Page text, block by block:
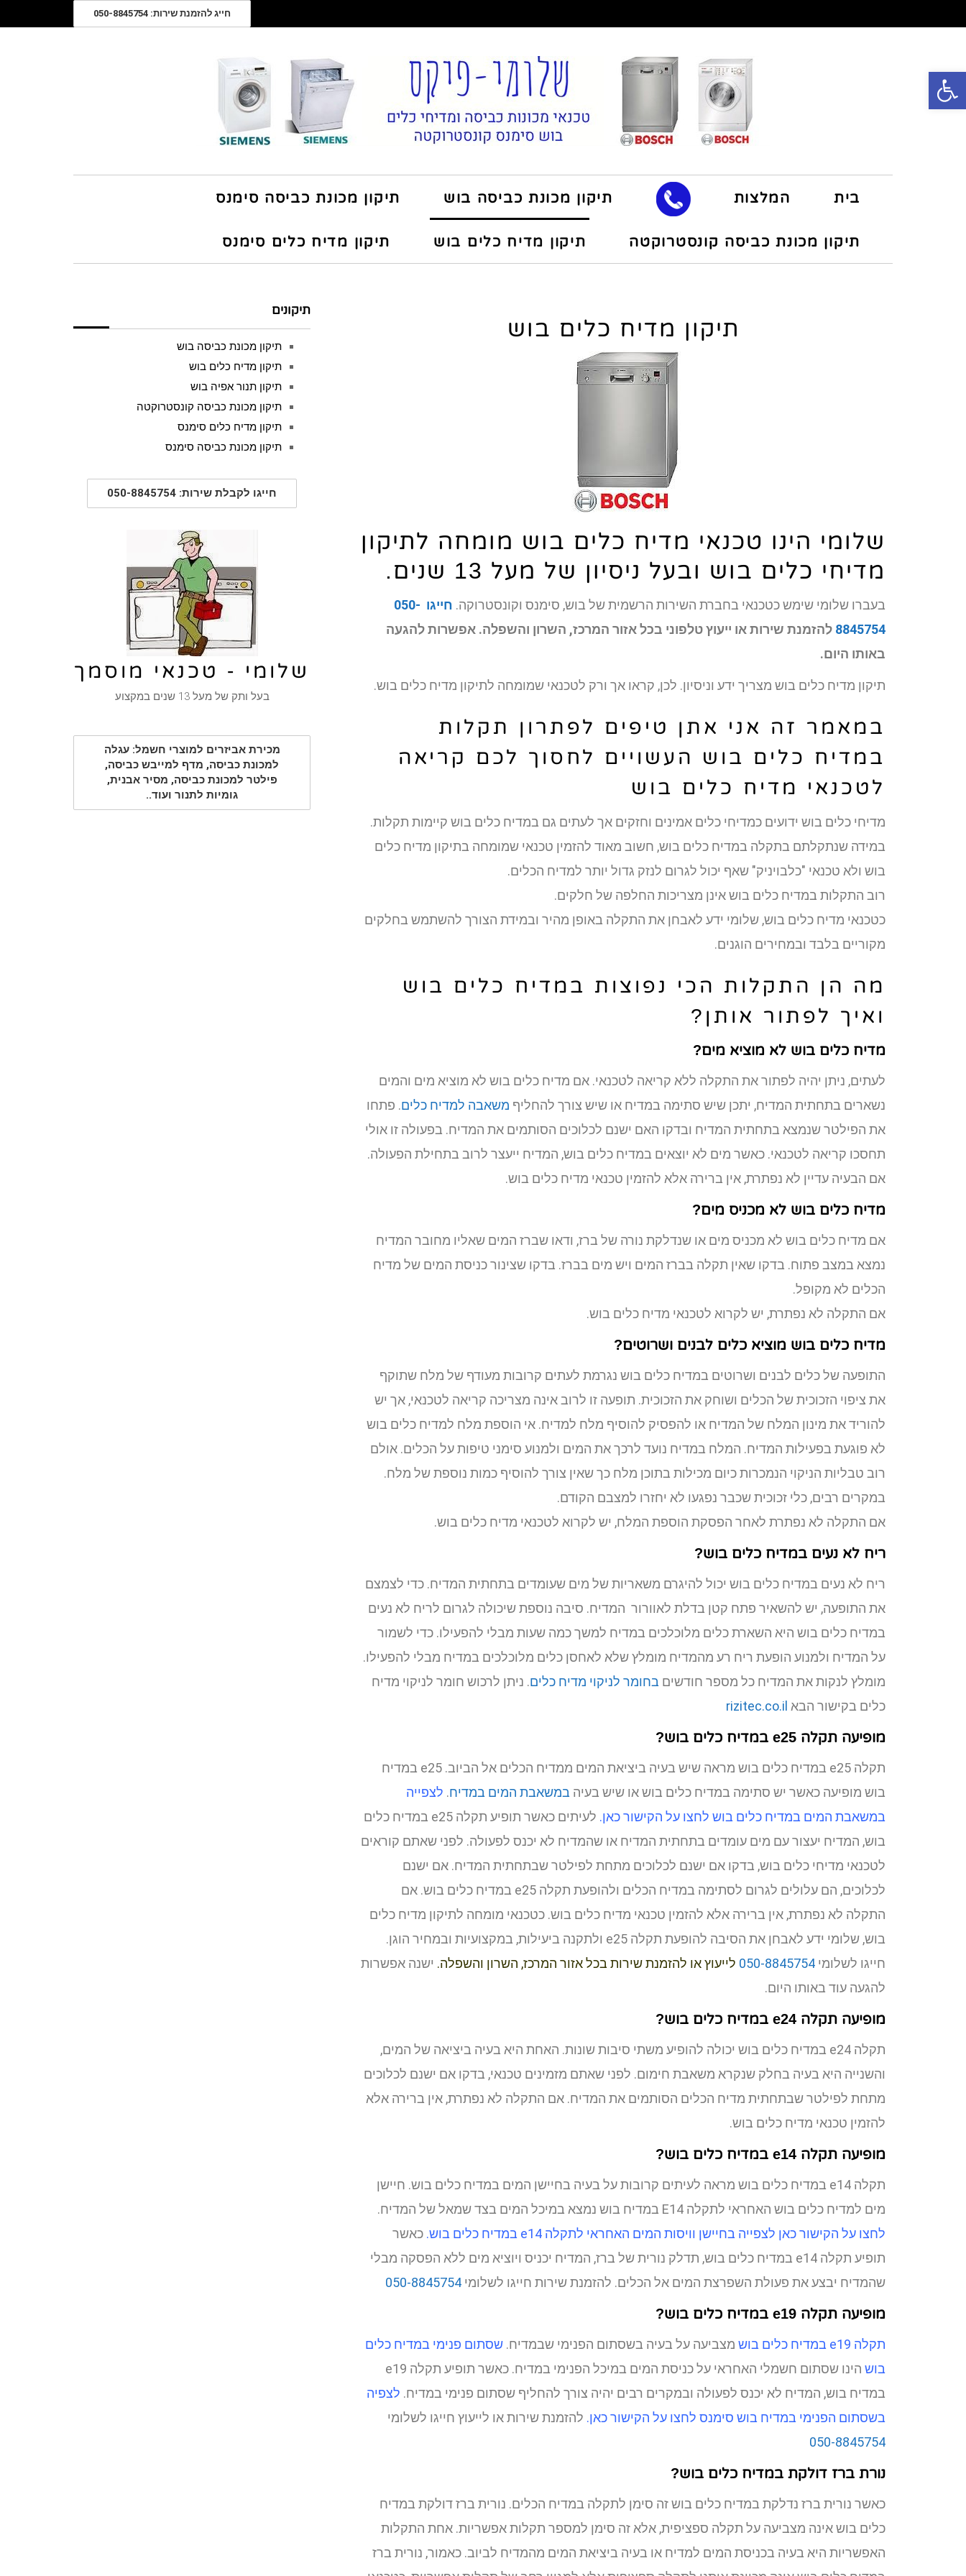
פתח סרגל נגישות
חייג להזמנת שירות: 050-8845754
בית המלצות תיקון מכונת כביסה בוש תיקון מכונת כביסה סימנס
תיקון מכונת כביסה קונסטרוקטה תיקון מדיח כלים בוש תיקון מדיח כלים סימנס
תיקון מדיח כלים בוש
שלומי הינו טכנאי מדיח כלים בוש מומחה לתיקון
מדיחי כלים בוש ובעל ניסיון של מעל 13 שנים.
בעברו שלומי שימש כטכנאי בחברת השירות הרשמית של בוש, סימנס וקונסטרוקה.
חייגו 050-
8845754 להזמנת שירות או ייעוץ טלפוני בכל אזור המרכז, השרון והשפלה. אפשרות להגעה
באותו היום.
תיקון מדיח כלים בוש מצריך ידע וניסיון. לכן, קראו אך ורק לטכנאי שמומחה לתיקון מדיח כלים בוש.
במאמר זה אני אתן טיפים לפתרון תקלות
במדיח כלים בוש העשויים לחסוך לכם קריאה
לטכנאי מדיח כלים בוש
מדיחי כלים בוש ידועים כמדיחי כלים אמינים וחזקים אך לעתים גם במדיח כלים בוש קיימות תקלות.
במידה שנתקלתם בתקלה במדיח כלים בוש, חשוב מאוד להזמין טכנאי שמומחה בתיקון מדיח כלים
בוש ולא טכנאי "כלבויניק" שאף יכול לגרום לנזק גדול יותר למדיח הכלים.
רוב התקלות במדיח כלים בוש אינן מצריכות החלפה של חלקים.
כטכנאי מדיח כלים בוש, שלומי ידע לאבחן את התקלה באופן מהיר ובמידת הצורך להשתמש בחלקים
מקוריים בלבד ובמחירים הוגנים.
מה הן התקלות הכי נפוצות במדיח כלים בוש
ואיך לפתור אותן?
מדיח כלים בוש לא מוציא מים?
לעתים, ניתן יהיה לפתור את התקלה ללא קריאה לטכנאי. אם מדיח כלים בוש לא מוציא מים והמים
נשארים בתחתית המדיח, יתכן שיש סתימה במדיח או שיש צורך להחליף משאבה למדיח כלים. פתחו
את הפילטר שנמצא בתחתית המדיח ובדקו האם ישנם לכלוכים הסותמים את המדיח. בפעולה זו אולי
תחסכו קריאה לטכנאי. כאשר מים לא יוצאים במדיח כלים בוש, המדיח ייעצר לרוב בתחילת הפעולה.
אם הבעיה עדיין לא נפתרת, אין ברירה אלא להזמין טכנאי מדיח כלים בוש.
מדיח כלים בוש לא מכניס מים?
אם מדיח כלים בוש לא מכניס מים או שנדלקת נורה של ברז, ודאו שברז המים שאליו מחובר המדיח
נמצא במצב פתוח. בדקו שאין תקלה בברז המים ויש מים בברז. בדקו שצינור כניסת המים של מדיח
הכלים לא מקופל.
אם התקלה לא נפתרת, יש לקרוא לטכנאי מדיח כלים בוש.
מדיח כלים בוש מוציא כלים לבנים ושרוטים?
התופעה של כלים לבנים ושרוטים במדיח כלים בוש נגרמת לעתים קרובות מעודף של מלח שתוקף
את ציפוי הזכוכית של הכלים ושוחק את הזכוכית. תופעה זו לרוב אינה מצריכה קריאה לטכנאי, אך יש
להוריד את מינון המלח של המדיח או להפסיק להוסיף מלח למדיח. אי הוספת מלח למדיח כלים בוש
לא פוגעת בפעילות המדיח. המלח במדיח נועד לרכך את המים ולמנוע סימני טיפות על הכלים. אולם
רוב טבליות הניקוי הנמכרות כיום מכילות בתוכן מלח כך שאין צורך להוסיף כמות נוספת של מלח.
במקרים רבים, כלי זכוכית שכבר נפגעו לא יחזרו למצבם הקודם.
אם התקלה לא נפתרת לאחר הפסקת הוספת המלח, יש לקרוא לטכנאי מדיח כלים בוש.
ריח לא נעים במדיח כלים בוש?
ריח לא נעים במדיח כלים בוש יכול להיגרם משאריות של מים שעומדים בתחתית המדיח. כדי לצמצם
את התופעה, יש להשאיר פתח קטן בדלת לאוורור המדיח. סיבה נוספת שיכולה לגרום לריח לא נעים
במדיח כלים בוש היא השארת כלים מלוכלכים במדיח למשך כמה שעות מבלי להפעילו. כדי לשמור
על המדיח ולמנוע הופעת ריח רע מהמדיח מומלץ שלא לאחסן כלים מלוכלכים במדיח מבלי להפעילו.
מומלץ לנקות את המדיח כל מספר חודשים בחומר לניקוי מדיח כלים. ניתן לרכוש חומר לניקוי מדיח
כלים בקישור הבא rizitec.co.il
מופיעה תקלה e25 במדיח כלים בוש?
תקלה e25 במדיח כלים בוש מראה שיש בעיה ביציאת המים ממדיח הכלים אל הביוב. e25 במדיח
בוש מופיעה כאשר יש סתימה במדיח כלים בוש או שיש בעיה במשאבת המים במדיח. לצפייה
במשאבת המים במדיח כלים בוש לחצו על הקישור כאן.
לעיתים כאשר תופיע תקלה e25 במדיח כלים
בוש, המדיח יעצור עם מים עומדים בתחתית המדיח או שהמדיח לא יכנס לפעולה. לפני שאתם קוראים
לטכנאי מדיחי כלים בוש, בדקו אם ישנם לכלוכים מתחת לפילטר שבתחתית המדיח. אם ישנם
לכלוכים, הם עלולים לגרום לסתימה במדיח הכלים ולהופעת תקלה e25 במדיח כלים בוש. אם
התקלה לא נפתרת, אין ברירה אלא להזמין טכנאי מדיח כלים בוש. כטכנאי מומחה לתיקון מדיח כלים
בוש, שלומי ידע לאבחן את הסיבה להופעת תקלה e25 ולתקנה ביעילות, במקצועיות ובמחיר הוגן.
חייגו לשלומי 050-8845754 לייעוץ או להזמנת שירות בכל אזור המרכז, השרון והשפלה. ישנה אפשרות
להגעה עוד באותו היום.
מופיעה תקלה e24 במדיח כלים בוש?
תקלה e24 במדיח כלים בוש יכולה להופיע משתי סיבות שונות. האחת היא בעיה ביציאה של המים,
והשנייה היא בעיה בחלק שנקרא משאבת חימום. לפני שאתם מזמינים טכנאי, בדקו אם ישנם לכלוכים
מתחת לפילטר שבתחתית מדיח הכלים הסותמים את המדיח. אם התקלה לא נפתרת, אין ברירה אלא
להזמין טכנאי מדיח כלים בוש.
מופיעה תקלה e14 במדיח כלים בוש?
תקלה e14 במדיח כלים בוש מראה לעיתים קרובות על בעיה בחיישן המים במדיח כלים בוש. חיישן
מים למדיח כלים בוש האחראי לתקלה E14 במדיח בוש נמצא במיכל המים בצד שמאל של המדיח.
לחצו על הקישור כאן לצפייה בחיישן וויסות המים האחראי לתקלה e14 במדיח כלים בוש
. כאשר
תופיע תקלה e14 במדיח כלים בוש, תדלק נורית של ברז, המדיח יכניס ויוציא מים ללא הפסקה מבלי
שהמדיח יבצע את פעולת השפרצת המים אל הכלים. להזמנת שירות חייגו לשלומי 050-8845754
מופיעה תקלה e19 במדיח כלים בוש?
תקלה e19 במדיח כלים בוש מצביעה על בעיה בשסתום הפנימי שבמדיח. שסתום פנימי במדיח כלים
בוש
הינו שסתום חשמלי האחראי על כניסת המים במיכל הפנימי במדיח. כאשר תופיע תקלה e19
במדיח בוש, המדיח לא יכנס לפעולה ובמקרים רבים יהיה צורך להחליף שסתום פנימי במדיח. לצפיה
בשסתום הפנימי במדיח בוש סימנס לחצו על הקישור כאן. להזמנת שירות או לייעוץ חייגו לשלומי
050-8845754
נורת ברז דולקת במדיח כלים בוש?
כאשר נורית ברז נדלקת במדיח כלים בוש זה סימן לתקלה במדיח הכלים. נורית ברז דולקת במדיח
כלים בוש אינה מצביעה על תקלה ספציפית, אלא זה סימן למספר תקלות אפשריות. אחת התקלות
האפשריות היא בעיה בכניסת המים למדיח או בעיה ביציאת המים מהמדיח לביוב. כאמור, נורית ברז
תיקונים
תיקון מכונת כביסה בוש
תיקון מדיח כלים בוש
תיקון תנור אפיה בוש
תיקון מכונת כביסה קונסטרוקטה
תיקון מדיח כלים סימנס
תיקון מכונת כביסה סימנס
חייגו לקבלת שירות: 050-8845754
שלומי - טכנאי מוסמך
בעל ותק של מעל 13 שנים במקצוע
מכירת אביזרים למוצרי חשמל: עגלה
למכונת כביסה, מדף למייבש כביסה,
פילטר למכונת כביסה, מסיר אבנית,
גומיות לתנור ועוד..